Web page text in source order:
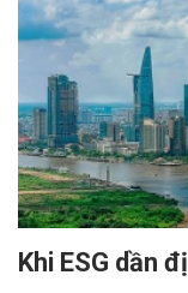
Khi ESG dần